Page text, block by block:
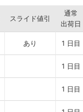
スライド値引
通常
出荷日
あり 1 日目
1 日目
1 日目